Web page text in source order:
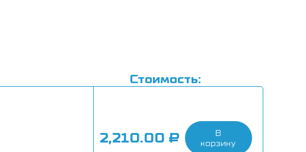
Стоимость:
2,210.00 ₽
В
корзину